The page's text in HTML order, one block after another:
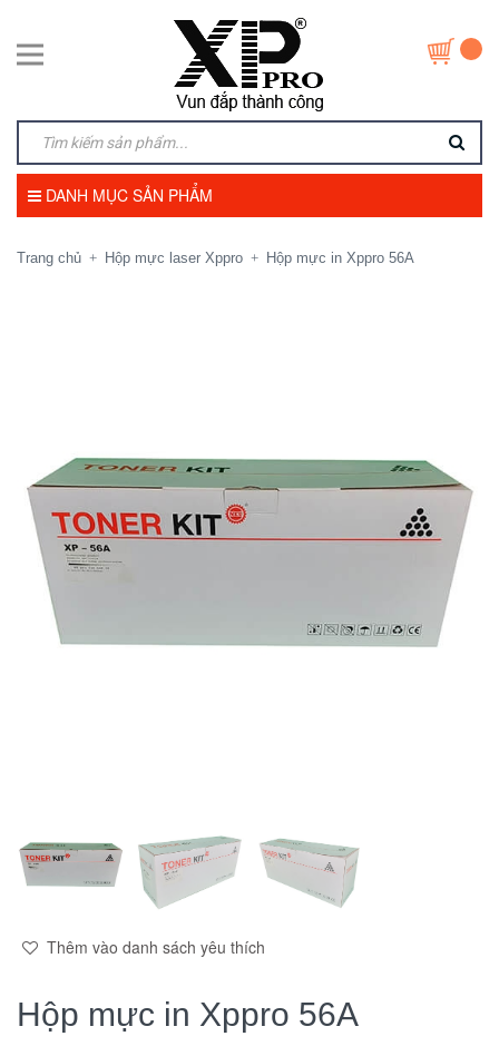
DANH MỤC SẢN PHẨM
Trang chủ + Hộp mực laser Xppro + Hộp mực in Xppro 56A
Thêm vào danh sách yêu thích
Hộp mực in Xppro 56A